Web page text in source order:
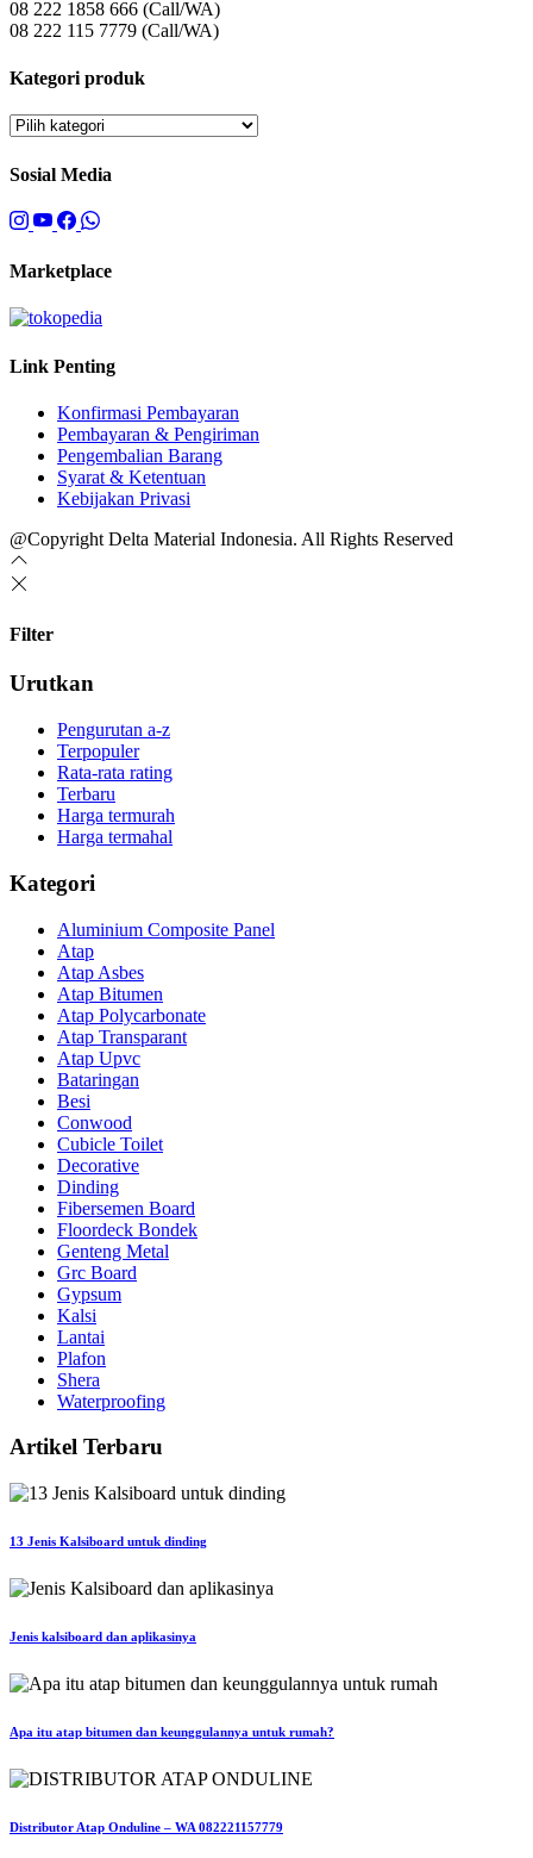
08 222 1858 666 (Call/WA)
08 222 115 7779 (Call/WA)
Kategori produk
Sosial Media
Marketplace
Link Penting
Konfirmasi Pembayaran
Pembayaran & Pengiriman
Pengembalian Barang
Syarat & Ketentuan
Kebijakan Privasi
@Copyright Delta Material Indonesia. All Rights Reserved
Filter
Urutkan
Pengurutan a-z
Terpopuler
Rata-rata rating
Terbaru
Harga termurah
Harga termahal
Kategori
Aluminium Composite Panel
Atap
Atap Asbes
Atap Bitumen
Atap Polycarbonate
Atap Transparant
Atap Upvc
Bataringan
Besi
Conwood
Cubicle Toilet
Decorative
Dinding
Fibersemen Board
Floordeck Bondek
Genteng Metal
Grc Board
Gypsum
Kalsi
Lantai
Plafon
Shera
Waterproofing
Artikel Terbaru
13 Jenis Kalsiboard untuk dinding
Jenis kalsiboard dan aplikasinya
Apa itu atap bitumen dan keunggulannya untuk rumah?
Distributor Atap Onduline – WA 082221157779